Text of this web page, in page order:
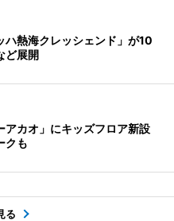
ハ熱海クレッシェンド」が10
ど展開
アカオ」にキッズフロア新設
クも
る